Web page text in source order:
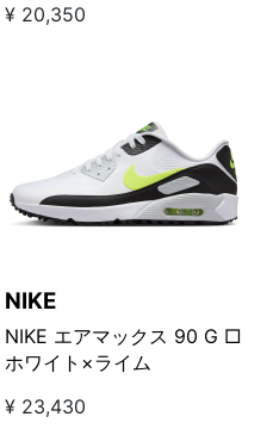
¥ 20,350
NIKE
NIKE エアマックス 90 G □
ホワイト×ライム
¥ 23,430